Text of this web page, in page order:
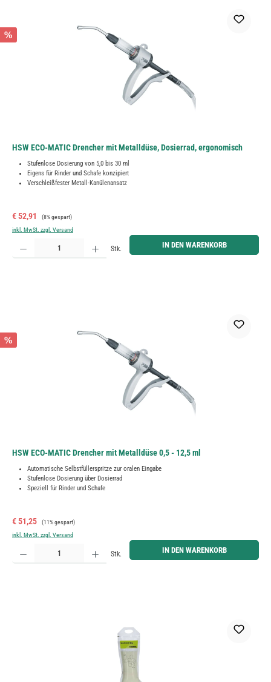
%
HSW ECO-MATIC Drencher mit Metalldüse, Dosierrad, ergonomisch
Stufenlose Dosierung von 5,0 bis 30 ml
Eigens für Rinder und Schafe konzipiert
Verschleißfester Metall-Kanülenansatz
Verkaufspreis:
€ 52,91 Regulärer Preis:
(8% gespart)
inkl. MwSt. zzgl. Versand
Produkt Anzahl: Gib den gewünschten Wert ein oder benutze die Schaltflächen um die Anzahl zu
Stk. IN DEN WARENKORB
%
HSW ECO-MATIC Drencher mit Metalldüse 0,5 - 12,5 ml
Automatische Selbstfüllerspritze zur oralen Eingabe
Stufenlose Dosierung über Dosierrad
Speziell für Rinder und Schafe
Verkaufspreis:
€ 51,25 Regulärer Preis:
(11% gespart)
inkl. MwSt. zzgl. Versand
Produkt Anzahl: Gib den gewünschten Wert ein oder benutze die Schaltflächen um die Anzahl zu
Stk. IN DEN WARENKORB